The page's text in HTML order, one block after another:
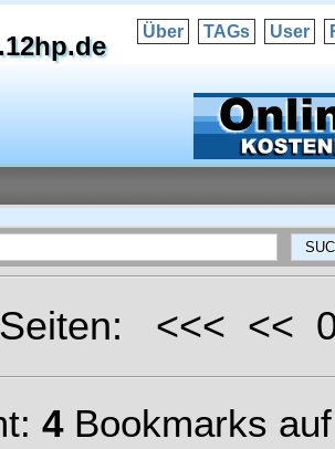
Über TAGs User
Seiten: <<< <<
4Bookmarks